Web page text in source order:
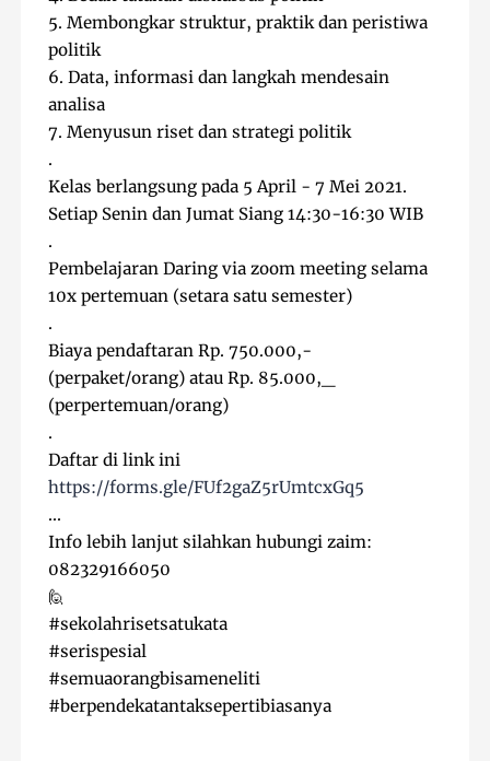
5. Membongkar struktur, praktik dan peristiwa
politik
6. Data, informasi dan langkah mendesain
analisa
7. Menyusun riset dan strategi politik
.
Kelas berlangsung pada 5 April - 7 Mei 2021.
Setiap Senin dan Jumat Siang 14:30-16:30 WIB
.
Pembelajaran Daring via zoom meeting selama
10x pertemuan (setara satu semester)
.
Biaya pendaftaran Rp. 750.000,-
(perpaket/orang) atau Rp. 85.000,_
(perpertemuan/orang)
.
https://forms.gle/FUf2gaZ5rUmtcxGq5
...
Info lebih lanjut silahkan hubungi zaim:
082329166050
#sekolahrisetsatukata
#serispesial
#semuaorangbisameneliti
#berpendekatantaksepertibiasanya